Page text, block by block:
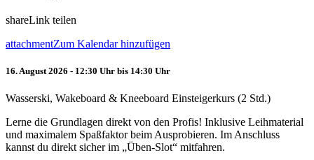
shareLink teilen
attachmentZum Kalendar hinzufügen
16. August 2026 - 12:30 Uhr bis 14:30 Uhr
Wasserski, Wakeboard & Kneeboard Einsteigerkurs (2 Std.)
Lerne die Grundlagen direkt von den Profis! Inklusive Leihmaterial
und maximalem Spaßfaktor beim Ausprobieren. Im Anschluss
kannst du direkt sicher im „Üben-Slot“ mitfahren.